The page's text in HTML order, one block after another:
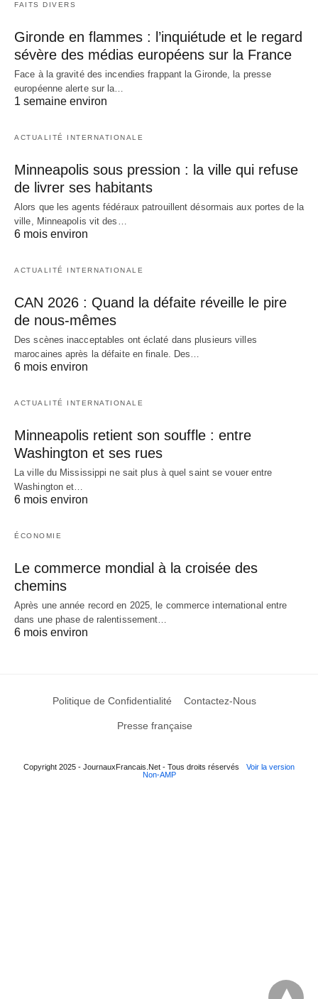
FAITS DIVERS
Gironde en flammes : l’inquiétude et le regard
sévère des médias européens sur la France
Face à la gravité des incendies frappant la Gironde, la presse
européenne alerte sur la…
1 semaine environ
ACTUALITÉ INTERNATIONALE
Minneapolis sous pression : la ville qui refuse
de livrer ses habitants
Alors que les agents fédéraux patrouillent désormais aux portes de la
ville, Minneapolis vit des…
6 mois environ
ACTUALITÉ INTERNATIONALE
CAN 2026 : Quand la défaite réveille le pire
de nous-mêmes
Des scènes inacceptables ont éclaté dans plusieurs villes
marocaines après la défaite en finale. Des…
6 mois environ
ACTUALITÉ INTERNATIONALE
Minneapolis retient son souffle : entre
Washington et ses rues
La ville du Mississippi ne sait plus à quel saint se vouer entre
Washington et…
6 mois environ
ÉCONOMIE
Le commerce mondial à la croisée des
chemins
Après une année record en 2025, le commerce international entre
dans une phase de ralentissement…
6 mois environ
Politique de Confidentialité Contactez-Nous
Presse française
Copyright 2025 - JournauxFrancais.Net - Tous droits réservés
Voir la version
Non-AMP